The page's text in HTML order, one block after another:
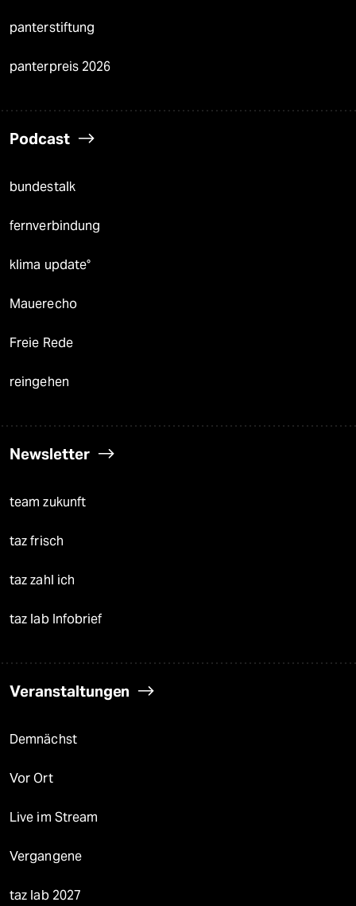
panterstiftung
panterpreis 2026
Podcast
bundestalk
fernverbindung
klima update°
Mauerecho
Freie Rede
reingehen
Newsletter
team zukunft
taz frisch
taz zahl ich
taz lab Infobrief
Veranstaltungen
Demnächst
Vor Ort
Live im Stream
Vergangene
taz lab 2027